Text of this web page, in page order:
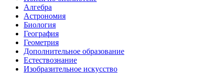
Алгебра
Астрономия
Биология
География
Геометрия
Дополнительное образование
Естествознание
Изобразительное искусство